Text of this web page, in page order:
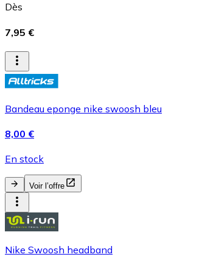
Dès
7,95 €
Bandeau eponge nike swoosh bleu
8,00 €
En stock
Voir l’offre
Nike Swoosh headband